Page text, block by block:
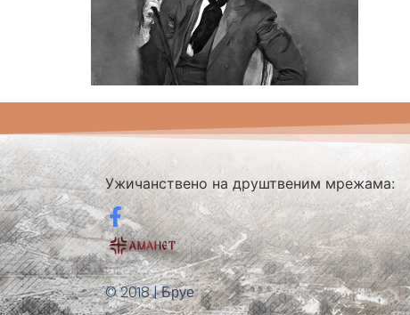
Ужичанствено на друштвеним мрежама:
© 2018 | Бруе